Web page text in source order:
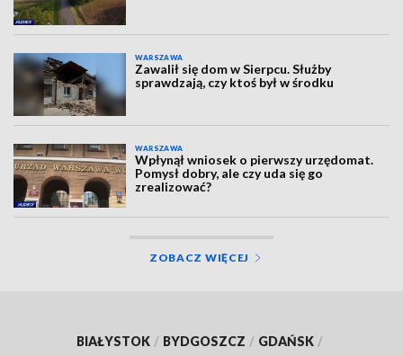
WARSZAWA
Zawalił się dom w Sierpcu. Służby
sprawdzają, czy ktoś był w środku
WARSZAWA
Wpłynął wniosek o pierwszy urzędomat.
Pomysł dobry, ale czy uda się go
zrealizować?
ZOBACZ WIĘCEJ
BIAŁYSTOK / BYDGOSZCZ / GDAŃSK /